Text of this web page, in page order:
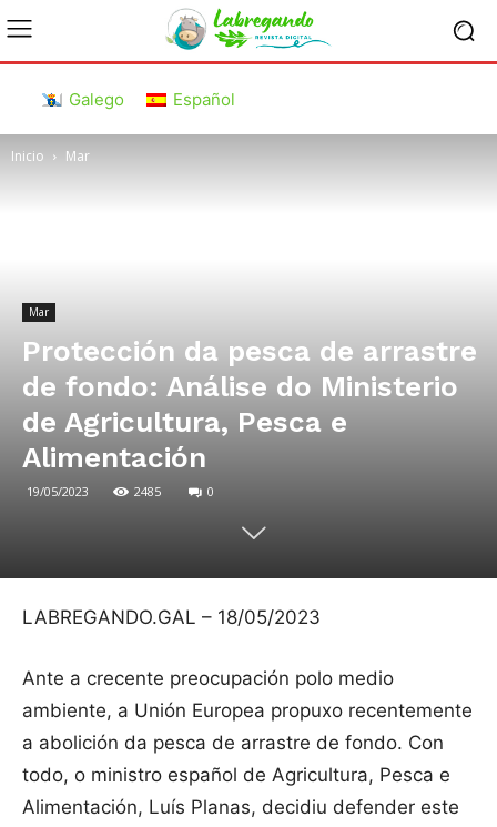
Galego Español
Inicio Mar
Mar
Protección da pesca de arrastre
de fondo: Análise do Ministerio
de Agricultura, Pesca e
Alimentación
19/05/2023 2485 0
LABREGANDO.GAL – 18/05/2023
Ante a crecente preocupación polo medio
ambiente, a Unión Europea propuxo recentemente
a abolición da pesca de arrastre de fondo. Con
todo, o ministro español de Agricultura, Pesca e
Alimentación, Luís Planas, decidiu defender este